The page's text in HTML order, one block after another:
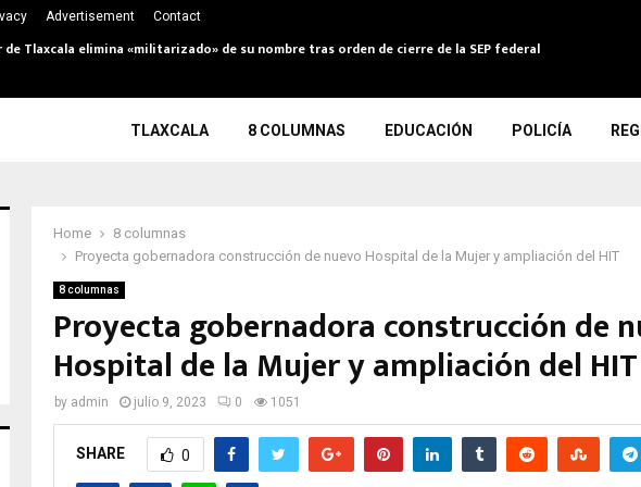
Advertisement Contact
Tlaxcala elimina «militarizado» de su nombre tras orden de cierre de la SEP federal
TLAXCALA 8 COLUMNAS EDUCACIÓN POLICÍA
Home
8 columnas
Proyecta gobernadora construcción de nuevo Hospital de la Mujer y ampliación del HIT
8 columnas
Proyecta gobernadora construcción de
Hospital de la Mujer y ampliación del HIT
by admin julio 9, 2023 0 1051
SHARE 0